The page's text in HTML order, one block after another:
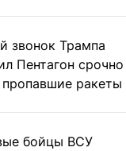
звонок Трампа
Пентагон срочно
пропавшие ракеты
бойцы ВСУ